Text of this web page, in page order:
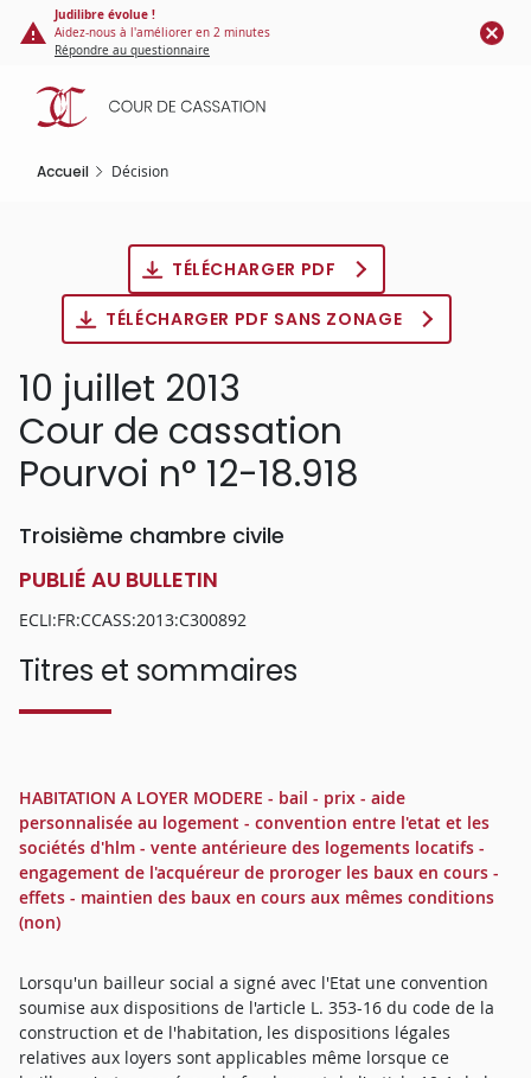
Panneau de gestion des cookies
contenu
principal
Judilibre évolue !
Aidez-nous à l'améliorer en 2 minutes
Répondre au questionnaire
Accueil Décision
TÉLÉCHARGER PDF
TÉLÉCHARGER PDF SANS ZONAGE
10 juillet 2013
Cour de cassation
Pourvoi n° 12-18.918
Troisième chambre civile
PUBLIÉ AU BULLETIN
ECLI:FR:CCASS:2013:C300892
Titres et sommaires
HABITATION A LOYER MODERE - bail - prix - aide
personnalisée au logement - convention entre l'etat et les
sociétés d'hlm - vente antérieure des logements locatifs -
engagement de l'acquéreur de proroger les baux en cours -
effets - maintien des baux en cours aux mêmes conditions
(non)
Lorsqu'un bailleur social a signé avec l'Etat une convention
soumise aux dispositions de l'article L. 353-16 du code de la
construction et de l'habitation, les dispositions légales
relatives aux loyers sont applicables même lorsque ce